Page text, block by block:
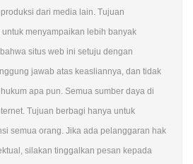
dari media lain. Tujuan
menyampaikan lebih banyak
situs web ini setuju dengan
jawab atas keasliannya, dan tidak
apa pun. Semua sumber daya di
Tujuan berbagi hanya untuk
semua orang. Jika ada pelanggaran hak
silakan tinggalkan pesan kepada